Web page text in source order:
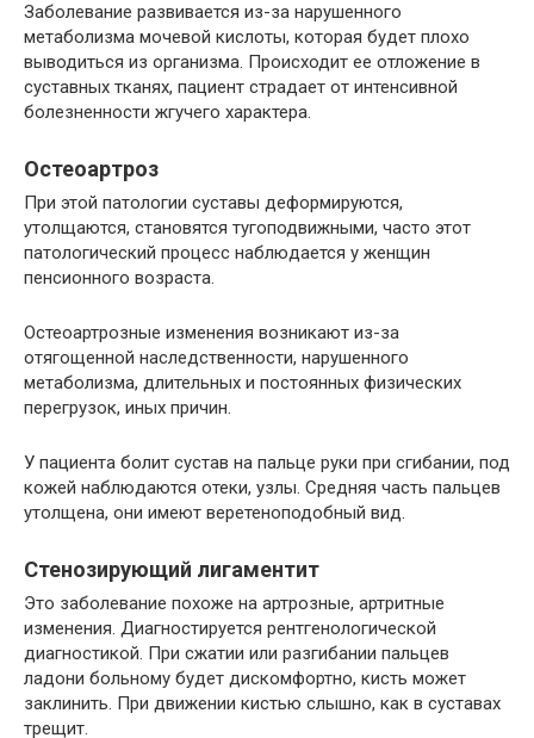
Заболевание развивается из-за нарушенного
метаболизма мочевой кислоты, которая будет плохо
выводиться из организма. Происходит ее отложение в
суставных тканях, пациент страдает от интенсивной
болезненности жгучего характера.
Остеоартроз
При этой патологии суставы деформируются,
утолщаются, становятся тугоподвижными, часто этот
патологический процесс наблюдается у женщин
пенсионного возраста.
Остеоартрозные изменения возникают из-за
отягощенной наследственности, нарушенного
метаболизма, длительных и постоянных физических
перегрузок, иных причин.
У пациента болит сустав на пальце руки при сгибании, под
кожей наблюдаются отеки, узлы. Средняя часть пальцев
утолщена, они имеют веретеноподобный вид.
Стенозирующий лигаментит
Это заболевание похоже на артрозные, артритные
изменения. Диагностируется рентгенологической
диагностикой. При сжатии или разгибании пальцев
ладони больному будет дискомфортно, кисть может
заклинить. При движении кистью слышно, как в суставах
трещит.